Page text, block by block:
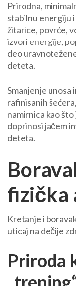
Prirodna,
stabilnu energiju
žitarice, povrće,
izvori energije,
deo
deteta.
Smanjenje unosa
rafinisanih
namirnica kao što
doprinosi jačem
deteta.
fizička
Kretanje i
uticaj na dečije
Priroda